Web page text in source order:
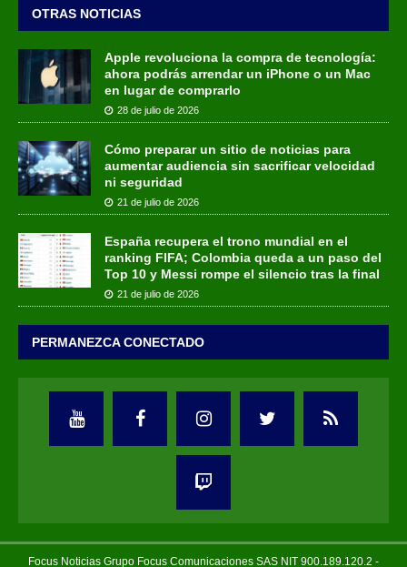
OTRAS NOTICIAS
Apple revoluciona la compra de tecnología:
ahora podrás arrendar un iPhone o un Mac
en lugar de comprarlo
28 de julio de 2026
Cómo preparar un sitio de noticias para
aumentar audiencia sin sacrificar velocidad
ni seguridad
21 de julio de 2026
España recupera el trono mundial en el
ranking FIFA; Colombia queda a un paso del
Top 10 y Messi rompe el silencio tras la final
21 de julio de 2026
PERMANEZCA CONECTADO
Focus Noticias Grupo Focus Comunicaciones SAS NIT 900.189.120.2 -